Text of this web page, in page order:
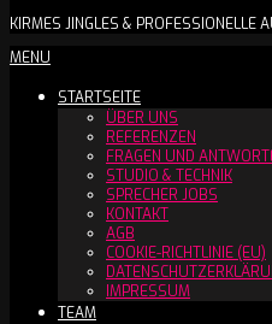
DCW
BOOKINGS™
KIRMES JINGLES & PROFESSIONELLE
Secondary
Menu
MENU
STARTSEITE
ÜBER UNS
REFERENZEN
FRAGEN UND
STUDIO & TECHNIK
SPRECHER JOBS
KONTAKT
AGB
COOKIE-RICHTLINIE (EU)
IMPRESSUM
TEAM